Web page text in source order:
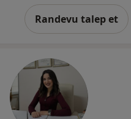
Randevu talep et